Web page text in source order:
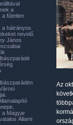
Az
a
a fűtetlen
a hátrányos
nevelő
János
a Magyar
Állami